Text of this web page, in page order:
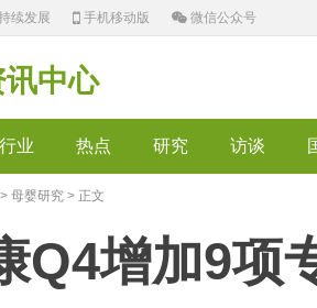
续发展 手机移动版 微信公众号
中心
行业 热点 研究 访谈
> 母婴研究 > 正文
Q4增加9项